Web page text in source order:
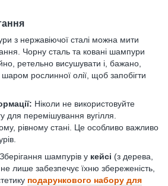
з нержавіючої сталі можна мити
Чорну сталь та ковані шампури
ретельно висушувати і, бажано,
рослинної олії, щоб запобігти
Ніколи не використовуйте
для перемішування вугілля.
рівному стані. Це особливо важливо
Зберігання шампурів у кейсі (з дерева,
лише забезпечує їхню збереженість,
подарункового набору для